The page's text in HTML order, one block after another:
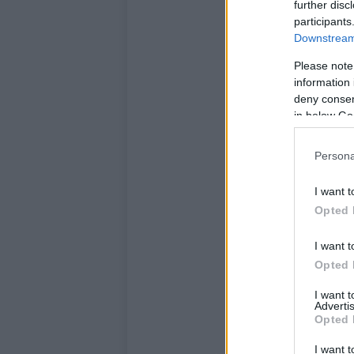
further
Please
information
deny
in below
I want
Opted
I want
Opted
I want
Opted
I want